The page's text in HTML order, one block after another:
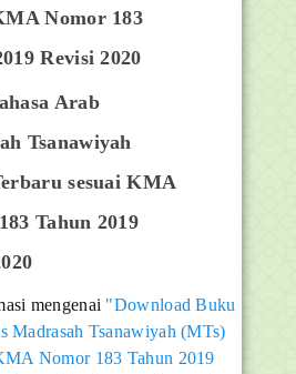
Nomor 183
Revisi 2020
Arab
Tsanawiyah
sesuai KMA
Tahun 2019
mengenai "Download Buku
Madrasah Tsanawiyah (MTs)
Nomor 183 Tahun 2019